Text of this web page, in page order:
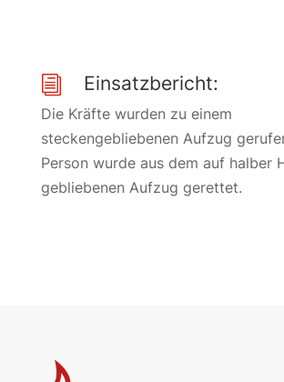
i Einsatzbericht:
Die Kräfte wurden zu einem
steckengebliebenen Aufzug
Person wurde aus dem auf halber
gebliebenen Aufzug gerettet.